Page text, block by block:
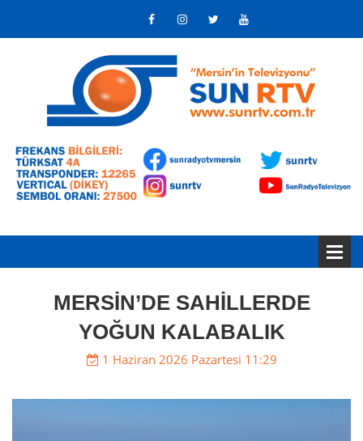
MERSİN’DE SAHİLLERDE
YOĞUN KALABALIK
1 Haziran 2026 Pazartesi 11:29